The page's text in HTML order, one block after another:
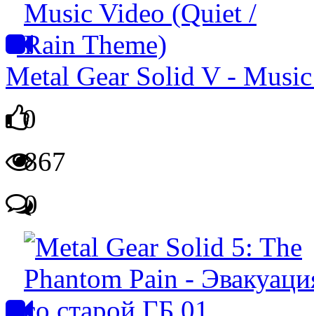
Metal Gear Solid V -
0
867
0